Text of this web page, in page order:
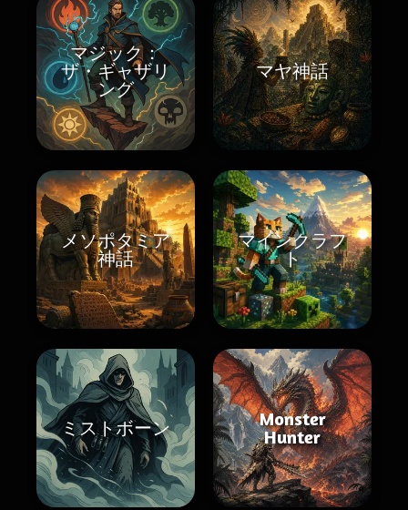
マジック：
ザ・ギャザリ
ング
マヤ神話
メソポタミア
神話
マインクラフ
ト
ミストボーン
Monster
Hunter